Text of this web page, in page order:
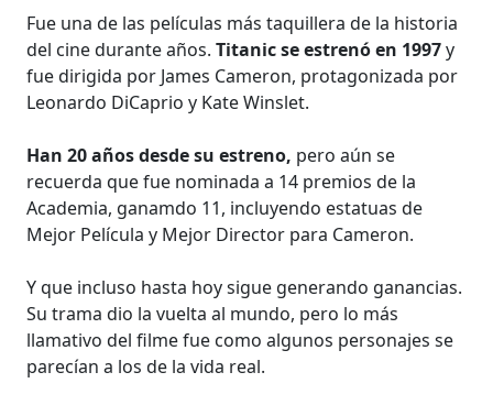
Fue una de las películas más taquillera de la historia
del cine durante años.Titanic se estrenó en 1997y
fue dirigida por James Cameron, protagonizada por
Leonardo DiCaprio y Kate Winslet.
Han 20 años desde su estreno, pero aún se
recuerda que fue nominada a 14 premios de la
Academia, ganamdo 11, incluyendo estatuas de
Mejor Película y Mejor Director para Cameron.
Y que incluso hasta hoy sigue generando ganancias.
Su trama dio la vuelta al mundo, pero lo más
llamativo del filme fue como algunos personajes se
parecían a los de la vida real.